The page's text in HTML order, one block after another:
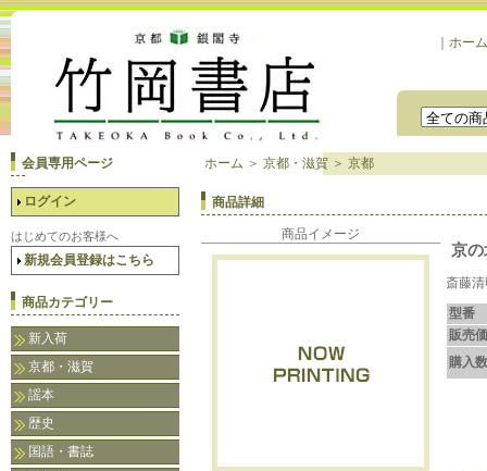
ホーム
会員専用ページ
ログイン
はじめてのお客様へ
新規会員登録はこちら
商品カテゴリー
新入荷
京都・滋賀
謡本
歴史
国語・書誌
ホーム ＞ 京都・滋賀 ＞ 京都
商品詳細
商品イメージ
京
斎藤
型番
販売
購入数